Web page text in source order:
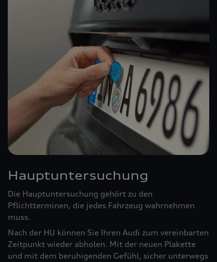
Hauptuntersuchung
Die Hauptuntersuchung gehört zu den
Pflichtterminen, die jedes Fahrzeug wahrnehmen
muss.
Nach der HU können Sie Ihren Audi zum vereinbarten
Zeitpunkt wieder abholen. Mit der neuen Plakette
und mit dem beruhigenden Gefühl, sicher unterwegs